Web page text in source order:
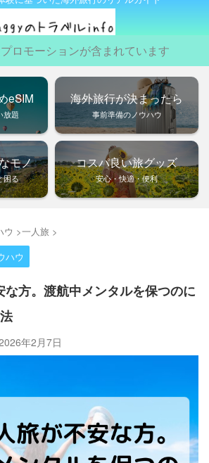
ロモーションが含まれています
eSIM
放題
海外旅行が決まったら
事前準備のノウハウ
モノ
困る
コスパ良い旅グッズ
安心・快適・便利
ウ >一人旅 >
ハウ
方。渡航中メンタルを保つのに
年2月7日